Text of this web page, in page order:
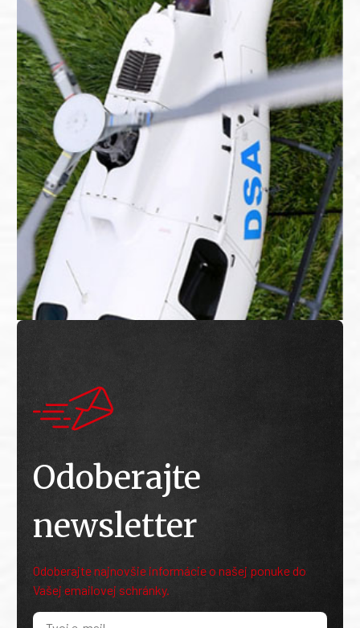
Odoberajte
newsletter
Odoberajte najnovšie informácie o našej ponuke do
Vašej emailovej schránky.